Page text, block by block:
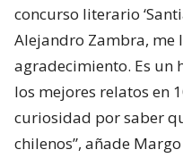
concurso literario
Alejandro Zambra, me
agradecimiento. Es un
los mejores relatos en
curiosidad por saber
chilenos”, añade